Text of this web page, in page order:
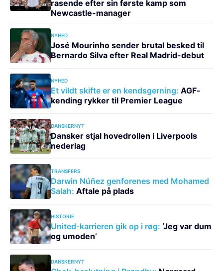
rasende efter sin første kamp som
Newcastle-manager
NYHED
José Mourinho sender brutal besked til
Bernardo Silva efter Real Madrid-debut
NYHED
Et vildt skifte er en kendsgerning: AGF-
kending rykker til Premier League
DANSKERNYT
Dansker stjal hovedrollen i Liverpools
nederlag
TRANSFERS
Darwin Núñez genforenes med Mohamed
Salah: Aftale på plads
HISTORIE
United-karrieren gik op i røg: ‘Jeg var dum
og umoden’
DANSKERNYT